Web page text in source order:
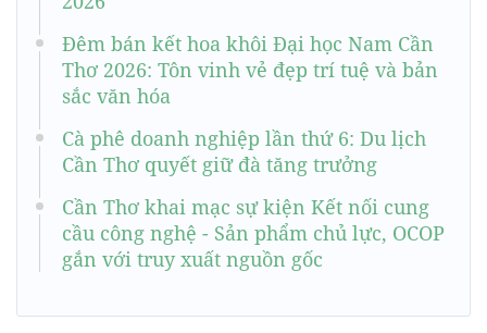
Đêm bán kết hoa khôi Đại học Nam Cần
Thơ 2026: Tôn vinh vẻ đẹp trí tuệ và bản
sắc văn hóa
Cà phê doanh nghiệp lần thứ 6: Du lịch
Cần Thơ quyết giữ đà tăng trưởng
Cần Thơ khai mạc sự kiện Kết nối cung
cầu công nghệ - Sản phẩm chủ lực, OCOP
gắn với truy xuất nguồn gốc